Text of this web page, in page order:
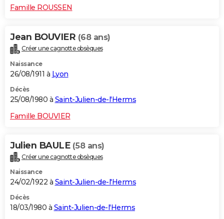
Famille ROUSSEN
Jean BOUVIER (68 ans)
Créer une cagnotte obsèques
Naissance
26/08/1911 à Lyon
Décès
25/08/1980 à Saint-Julien-de-l'Herms
Famille BOUVIER
Julien BAULE (58 ans)
Créer une cagnotte obsèques
Naissance
24/02/1922 à Saint-Julien-de-l'Herms
Décès
18/03/1980 à Saint-Julien-de-l'Herms